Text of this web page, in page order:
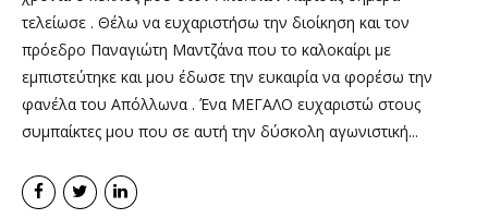
τελείωσε . Θέλω να ευχαριστήσω την διοίκηση και τον
πρόεδρο Παναγιώτη Μαντζάνα που το καλοκαίρι με
εμπιστεύτηκε και μου έδωσε την ευκαιρία να φορέσω την
φανέλα του Απόλλωνα . Ένα ΜΕΓΑΛΟ ευχαριστώ στους
συμπαίκτες μου που σε αυτή την δύσκολη αγωνιστική...